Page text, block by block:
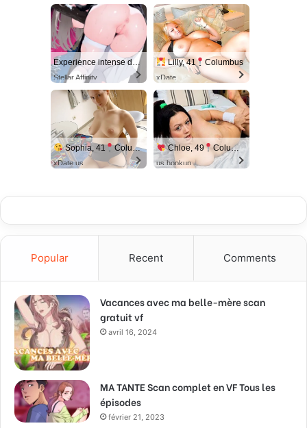
Experience intense desire for girls anytime, anywhere.
Stellar Affinity
Lilly, 41 Columbus
xDate
Sophia, 41 Columbus
xDate.us
Chloe, 49 Columbus
us.hookup
Popular Recent Comments
Vacances avec ma belle-mère scan
gratuit vf
avril 16, 2024
MA TANTE Scan complet en VF Tous les
épisodes
février 21, 2023